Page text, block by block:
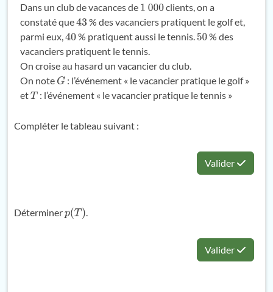
Dans un club de vacances de 1 000 clients, on a
constaté que43% des vacanciers pratiquent le golf et,
parmi eux, 40% pratiquent aussi le tennis. 50% des
vacanciers pratiquent le tennis.
On croise au hasard un vacancier du club.
On note G: l’événement « le vacancier pratique le golf »
etT : l’événement « le vacancier pratique le tennis »
Compléter le tableau suivant :
Valider
Déterminerp(T)
Valider